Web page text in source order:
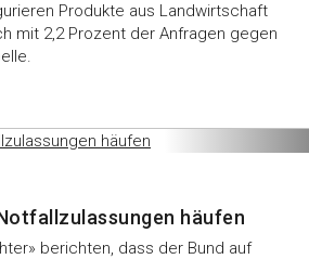
Produkte aus Landwirtschaft
mit 2,2 Prozent der Anfragen gegen
häufen
berichten, dass der Bund auf